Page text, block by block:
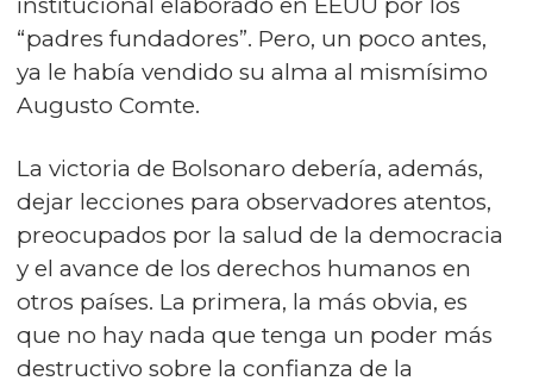
“padres fundadores”. Pero, un poco antes,
ya le había vendido su alma al mismísimo
Augusto Comte.
La victoria de Bolsonaro debería, además,
dejar lecciones para observadores atentos,
preocupados por la salud de la democracia
y el avance de los derechos humanos en
otros países. La primera, la más obvia, es
que no hay nada que tenga un poder más
destructivo sobre la confianza de la